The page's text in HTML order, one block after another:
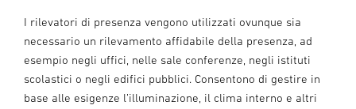
I rilevatori di presenza vengono utilizzati ovunque sia
necessario un rilevamento affidabile della presenza, ad
esempio negli uffici, nelle sale conferenze, negli istituti
scolastici o negli edifici pubblici. Consentono di gestire in
base alle esigenze l’illuminazione, il clima interno e altri